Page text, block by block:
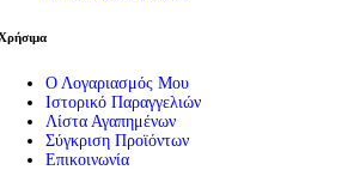
Ο Λογαριασμός Μου
Ιστορικό Παραγγελιών
Λίστα Αγαπημένων
Σύγκριση Προϊόντων
Επικοινωνία